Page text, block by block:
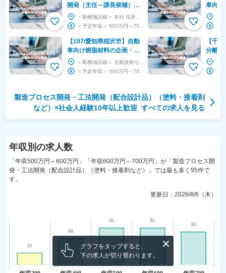
開発（主任～課長候補）◇
精密部品向けゴム製品◇残
業10h以内◇業績右肩上が
【197/愛知県稲沢市】自動
車向け樹脂材料の企画・開
発・設計業務（技術室）◆
プライム上場／トヨタG
車向け
発・
プライ
【千
分離
導体
備や
製造プロセス開発・工法開発（配合設計品）（塗料・接着剤
など） ×社会人経験10年以上歓迎 すべての求人を見る
年収別の求人数
「年収500万円～600万円」「年収600万円～700万円」が「製造プロセス開
発・工法開発（配合設計品）（塗料・接着剤など）」では最も多く95件で
す。
更新日： 2026/8/6（木）
グラフをタップすると、
下の求人が切り替わります。